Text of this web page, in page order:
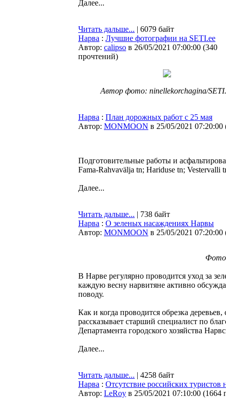
Далее...
Читать дальше... | 6079 байт
Нарва : Лучшие фотографии на SETI.ee
Автор: calipso в 26/05/2021 07:00:00 (340
прочтений)
Автор фото: ninellekorchagina/
Нарва : План дорожных работ с 25 мая
Автор: MONMOON в 25/05/2021 07:20:00
Подготовительные работы и
Fama-Rahvavälja tn; Hariduse tn;
Далее...
Читать дальше... | 738 байт
Нарва : О зеленых насаждениях Нарвы
Автор: MONMOON в 25/05/2021 07:20:00
Фото:
В Нарве регулярно проводится уход за
каждую весну нарвитяне активно
поводу.
Как и когда проводится обрезка
рассказывает старший специалист по
Департамента городского хозяйства
Далее...
Читать дальше... | 4258 байт
Нарва : Отсутствие российских
Автор: LeRoy в 25/05/2021 07:10:00 (1664